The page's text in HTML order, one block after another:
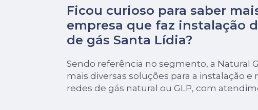
Ficou curioso para saber
empresa que faz instalação
de gás Santa Lídia?
Sendo referência no segmento, a Natural
mais diversas soluções para a instalação e
redes de gás natural ou GLP, com